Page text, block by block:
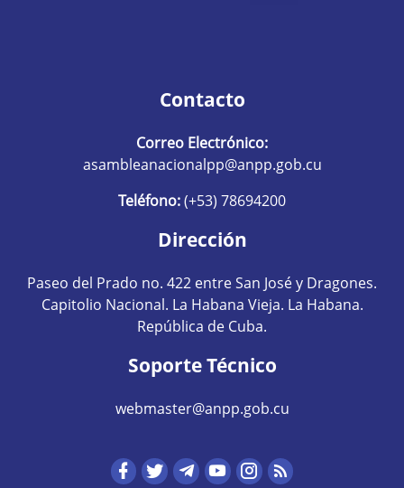
Contacto
Correo Electrónico:
asambleanacionalpp@anpp.gob.cu
Teléfono:(+53) 78694200
Dirección
Paseo del Prado no. 422 entre San José y Dragones.
Capitolio Nacional. La Habana Vieja. La Habana.
República de Cuba.
Soporte Técnico
webmaster@anpp.gob.cu
Redes sociales